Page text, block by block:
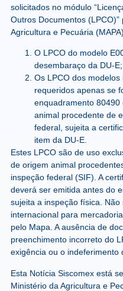
solicitados no módulo
Outros Documentos
Agricultura e Pecuária
O LPCO do modelo
desembaraço da DU-E;
Os LPCO dos
requeridos apenas se
enquadramento
animal procedente de
federal, sujeita a
item da DU-E.
Estes LPCO são de uso
de origem animal
inspeção federal (SIF). A
deverá ser emitida antes do
sujeita a inspeção física.
internacional para
pelo Mapa. A ausência de
preenchimento incorreto do
exigência ou o indeferimento
Esta Notícia Siscomex está
Ministério da Agricultura e